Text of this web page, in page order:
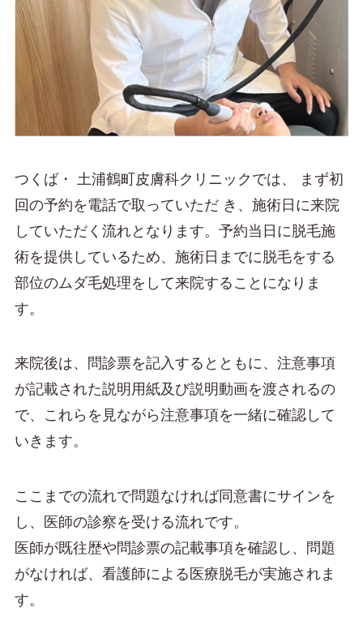
つくば・ 土浦鶴町皮膚科クリニックでは、 まず初
回の予約を電話で取っていただ き、施術日に来院
していただく流れとなります。予約当日に脱毛施
術を提供しているため、施術日までに脱毛をする
部位のムダ毛処理をして来院することになりま
す。
来院後は、問診票を記入するとともに、注意事項
が記載された説明用紙及び説明動画を渡されるの
で、これらを見ながら注意事項を一緒に確認して
いきます。
ここまでの流れで問題なければ同意書にサインを
し、医師の診察を受ける流れです。
医師が既往歴や問診票の記載事項を確認し、問題
がなければ、看護師による医療脱毛が実施されま
す。